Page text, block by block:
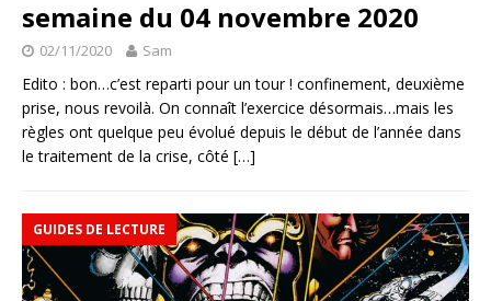
semaine du 04 novembre 2020
02/11/2020 Sam
Edito : bon…c’est reparti pour un tour ! confinement, deuxième
prise, nous revoilà. On connaît l’exercice désormais…mais les
règles ont quelque peu évolué depuis le début de l’année dans
le traitement de la crise, côté […]
GUIDES DE LECTURE